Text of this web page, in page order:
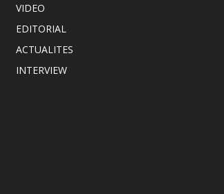
VIDEO
EDITORIAL
ACTUALITES
INTERVIEW